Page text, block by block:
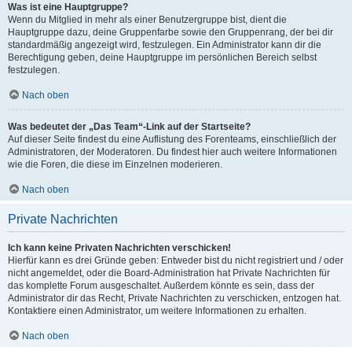
Was ist eine Hauptgruppe?
Wenn du Mitglied in mehr als einer Benutzergruppe bist, dient die
Hauptgruppe dazu, deine Gruppenfarbe sowie den Gruppenrang, der bei dir
standardmäßig angezeigt wird, festzulegen. Ein Administrator kann dir die
Berechtigung geben, deine Hauptgruppe im persönlichen Bereich selbst
festzulegen.
Nach oben
Was bedeutet der „Das Team“-Link auf der Startseite?
Auf dieser Seite findest du eine Auflistung des Forenteams, einschließlich der
Administratoren, der Moderatoren. Du findest hier auch weitere Informationen
wie die Foren, die diese im Einzelnen moderieren.
Nach oben
Private Nachrichten
Ich kann keine Privaten Nachrichten verschicken!
Hierfür kann es drei Gründe geben: Entweder bist du nicht registriert und / oder
nicht angemeldet, oder die Board-Administration hat Private Nachrichten für
das komplette Forum ausgeschaltet. Außerdem könnte es sein, dass der
Administrator dir das Recht, Private Nachrichten zu verschicken, entzogen hat.
Kontaktiere einen Administrator, um weitere Informationen zu erhalten.
Nach oben